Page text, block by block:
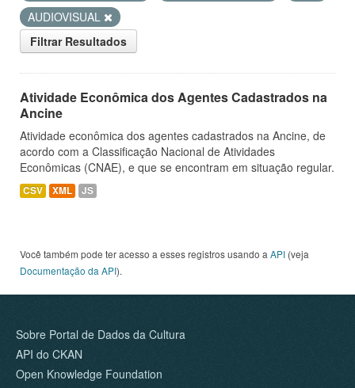
AUDIOVISUAL
Filtrar Resultados
Atividade Econômica dos Agentes Cadastrados na
Ancine
Atividade econômica dos agentes cadastrados na Ancine, de
acordo com a Classificação Nacional de Atividades
Econômicas (CNAE), e que se encontram em situação regular.
CSV XML JS
Você também pode ter acesso a esses registros usando a API (veja
Documentação da API).
Sobre Portal de Dados da Cultura
API do CKAN
Open Knowledge Foundation